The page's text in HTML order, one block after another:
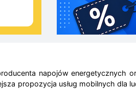
napojów
propozycja usług mobilnych